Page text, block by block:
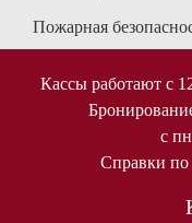
Пожарная
Кассы работают с
с
Справки по